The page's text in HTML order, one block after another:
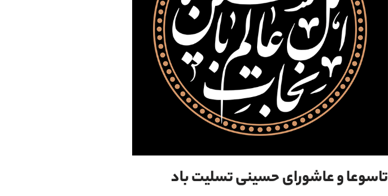
تاسوعا و عاشورای حسینی تسلیت باد